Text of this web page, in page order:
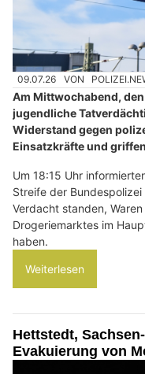
09.07.26 VON
Am Mittwochabend,
jugendliche
Widerstand gegen
Einsatzkräfte und
Um 18:15 Uhr
Streife der
Verdacht standen,
Drogeriemarktes im
haben.
Weiterlesen
Hettstedt,
Evakuierung von